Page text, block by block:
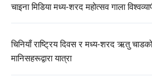
चाइना मिडिया मध्य-शरद महोत्सव गाला
चिनियाँ राष्ट्रिय दिवस र मध्य-शरद ऋतु चाडको
मानिसहरूद्वारा यात्रा